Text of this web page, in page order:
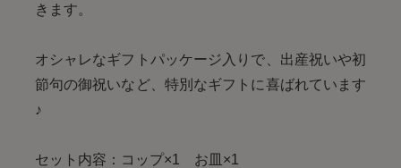
きます。
オシャレなギフトパッケージ入りで、出産祝いや初
節句の御祝いなど、特別なギフトに喜ばれています
♪
セット内容：コップ×1 お皿×1